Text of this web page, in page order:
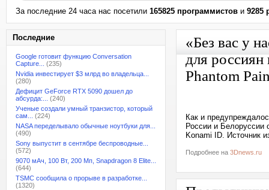
За последние 24 часа нас посетили 165825 программистов и 9285
Последние
Google готовит функцию Conversation
Capture...
(235)
Nvidia инвестирует $3 млрд во владельца...
(280)
Дефицит GeForce RTX 5090 дошел до
абсурда:...
(240)
Ученые создали умный транзистор, который
сам...
(224)
NASA переделывало обычные ноутбуки для...
(490)
Sony выпустит в сентябре беспроводные...
(572)
9070 мАч, 100 Вт, 200 Мп, Snapdragon 8 Elite...
(644)
TSMC сообщила о прорыве в разработке...
(1320)
«Без вас у
для
Phantom
Как и
России и Белоруссии
Konami ID. Источник
Подробнее на 3Dnews.ru